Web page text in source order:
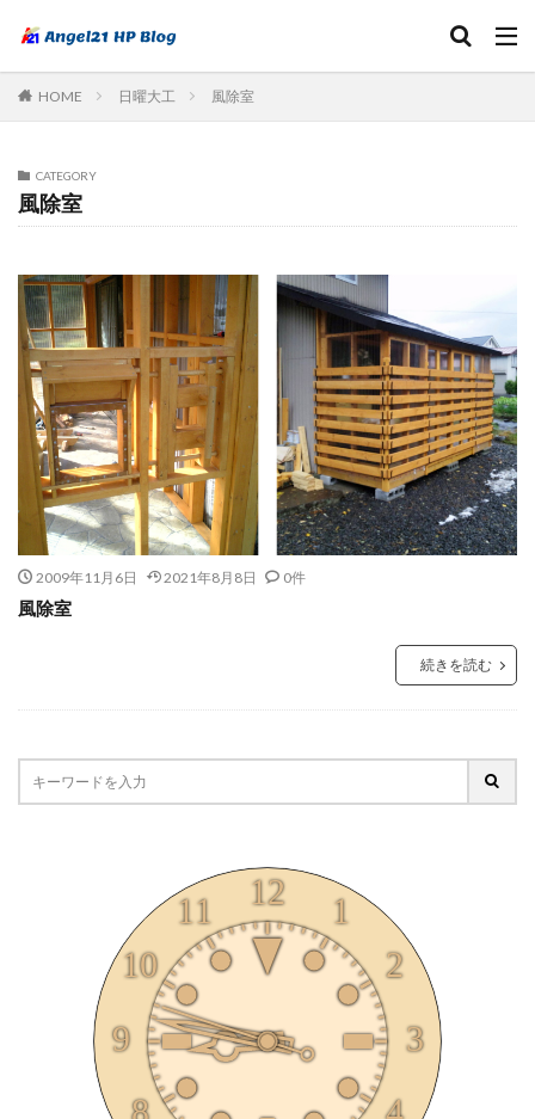
HOME 日曜大工 風除室
CATEGORY
風除室
2009年11月6日 2021年8月8日 0件
風除室
続きを読む